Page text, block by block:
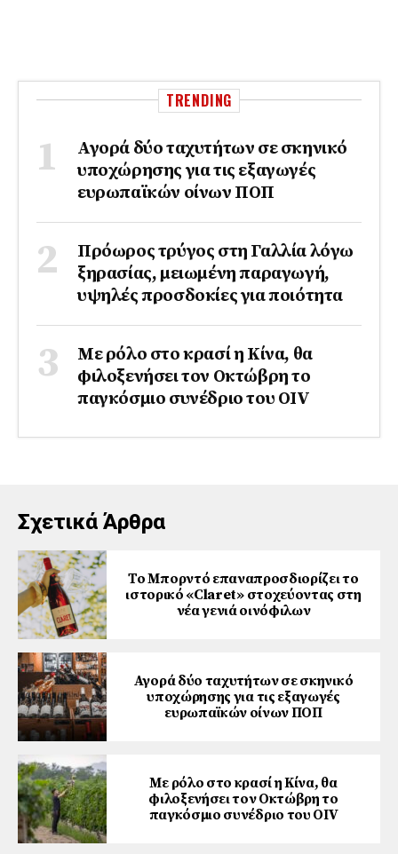
TRENDING
Αγορά δύο ταχυτήτων σε σκηνικό
υποχώρησης για τις εξαγωγές
ευρωπαϊκών οίνων ΠΟΠ
Πρόωρος τρύγος στη Γαλλία λόγω
ξηρασίας, μειωμένη παραγωγή,
υψηλές προσδοκίες για ποιότητα
Με ρόλο στο κρασί η Κίνα, θα
φιλοξενήσει τον Οκτώβρη το
παγκόσμιο συνέδριο του ΟΙV
Σχετικά Άρθρα
Το Μπορντό επαναπροσδιορίζει το
ιστορικό «Claret» στοχεύοντας στη
νέα γενιά οινόφιλων
Αγορά δύο ταχυτήτων σε σκηνικό
υποχώρησης για τις εξαγωγές
ευρωπαϊκών οίνων ΠΟΠ
Με ρόλο στο κρασί η Κίνα, θα
φιλοξενήσει τον Οκτώβρη το
παγκόσμιο συνέδριο του ΟΙV